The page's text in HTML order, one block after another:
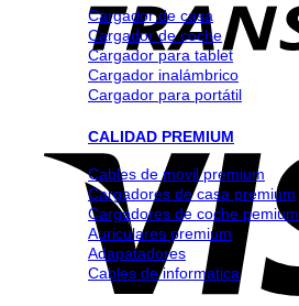
Cargador de casa
Cargador de coche
Cargador para tablet
Cargador inalámbrico
Cargador para portátil
CALIDAD PREMIUM
Cables de movil premium
Cargadores de casa premium
Cargadores de coche pemium
Auriculares premium
Adapatadores
Cables de informatica